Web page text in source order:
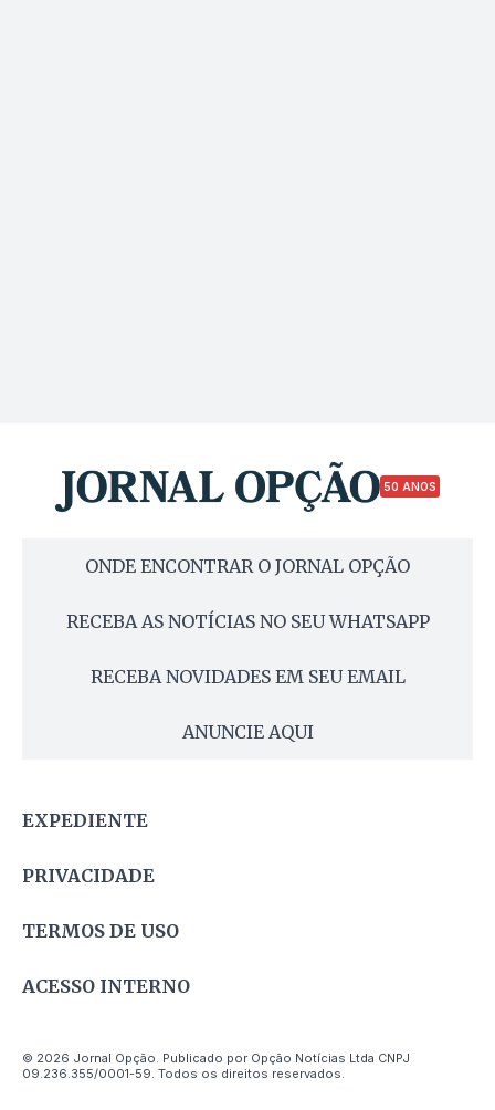
50 ANOS
ONDE ENCONTRAR O JORNAL OPÇÃO
RECEBA AS NOTÍCIAS NO SEU WHATSAPP
RECEBA NOVIDADES EM SEU EMAIL
ANUNCIE AQUI
EXPEDIENTE
PRIVACIDADE
TERMOS DE USO
ACESSO INTERNO
© 2026 Jornal Opção. Publicado por Opção Notícias Ltda CNPJ
09.236.355/0001-59. Todos os direitos reservados.